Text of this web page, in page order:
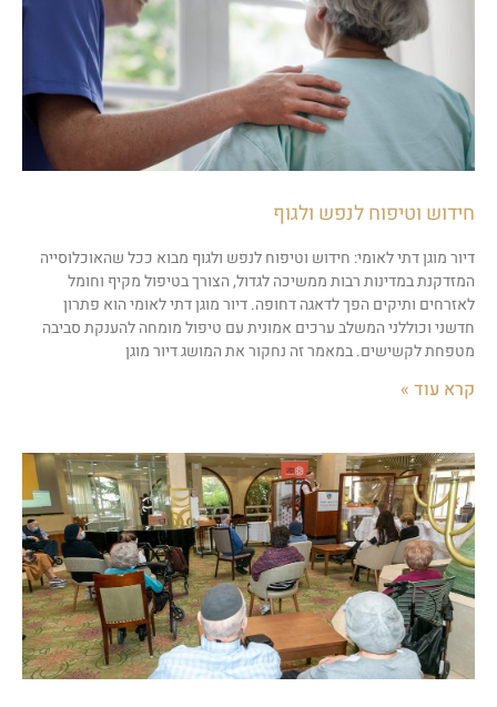
חידוש וטיפוח לנפש ולגוף
דיור מוגן דתי לאומי: חידוש וטיפוח לנפש ולגוף מבוא ככל שהאוכלוסייה
המזדקנת במדינות רבות ממשיכה לגדול, הצורך בטיפול מקיף וחומל
לאזרחים ותיקים הפך לדאגה דחופה. דיור מוגן דתי לאומי הוא פתרון
חדשני וכוללני המשלב ערכים אמונית עם טיפול מומחה להענקת סביבה
מטפחת לקשישים. במאמר זה נחקור את המושג דיור מוגן
קרא עוד »